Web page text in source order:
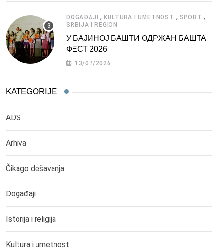
DOGAĐAJI ,KULTURA I UMETNOST , SPORT ,
SRBIJA I REGION
У БАЈИНОЈ БАШТИ ОДРЖАН БАШТА
ФЕСТ 2026
13/07/2026
KATEGORIJE
ADS
Arhiva
Čikago dešavanja
Događaji
Istorija i religija
Kultura i umetnost